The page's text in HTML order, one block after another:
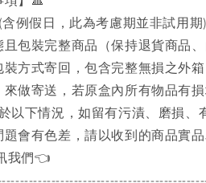
例假日，此為考慮期並非試用
包裝完整商品（保持退貨商品
裝方式寄回，包含完整無損之外
做寄送，若原盒內所有物品有損
以下情況，如留有污漬、磨損、
會有色差，請以收到的商品實
我們👈️